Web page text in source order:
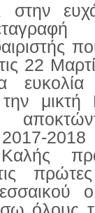
στην
22
την
2017-